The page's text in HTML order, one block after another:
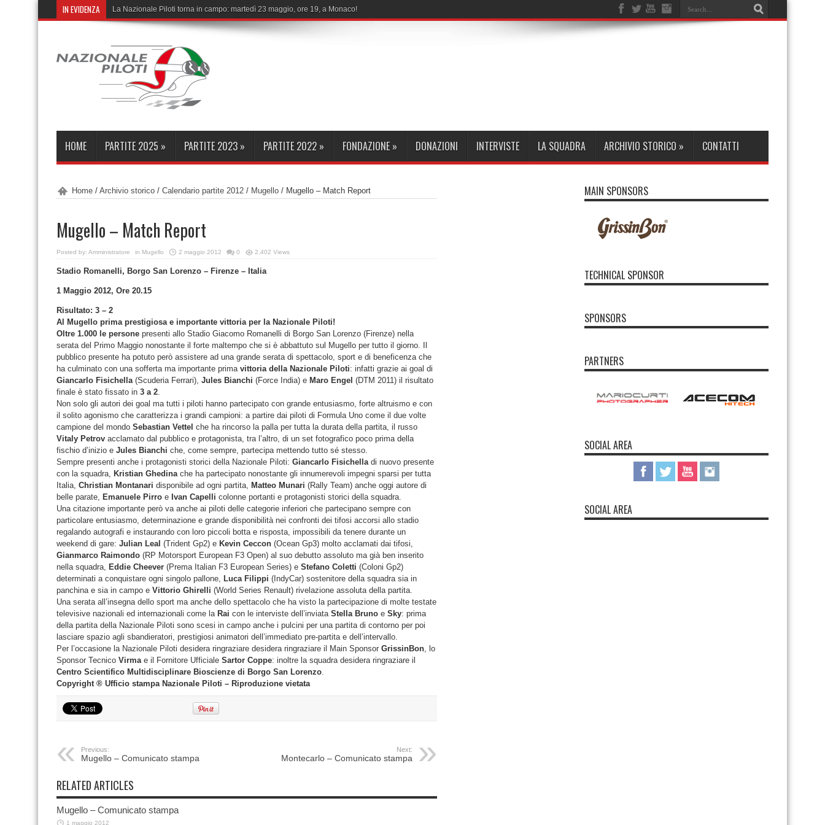
IN EVIDENZA La Nazionale Piloti torna in campo: martedì 23 maggio, ore 19, a Monaco!
HOME PARTITE 2025 » PARTITE 2023 » PARTITE 2022 » FONDAZIONE » DONAZIONI INTERVISTE LA SQUADRA ARCHIVIO STORICO » CONTATTI
Home / Archivio storico / Calendario partite 2012 / Mugello / Mugello – Match Report
Mugello – Match Report
Posted by: Amministratore in Mugello 2 maggio 2012 0 2,402 Views
Stadio Romanelli, Borgo San Lorenzo – Firenze – Italia
1 Maggio 2012, Ore 20.15
Risultato: 3 – 2
Al Mugello prima prestigiosa e importante vittoria per la Nazionale Piloti!
Oltre 1.000 le persone presenti allo Stadio Giacomo Romanelli di Borgo San Lorenzo (Firenze) nella
serata del Primo Maggio nonostante il forte maltempo che si è abbattuto sul Mugello per tutto il giorno. Il
pubblico presente ha potuto però assistere ad una grande serata di spettacolo, sport e di beneficenza che
ha culminato con una sofferta ma importante prima vittoria della Nazionale Piloti: infatti grazie ai goal di
Giancarlo Fisichella(Scuderia Ferrari), Jules Bianchi (Force India) e Maro Engel (DTM 2011) il risultato
finale è stato fissato in 3 a 2.
Non solo gli autori dei goal ma tutti i piloti hanno partecipato con grande entusiasmo, forte altruismo e con
il solito agonismo che caratterizza i grandi campioni: a partire dai piloti di Formula Uno come il due volte
campione del mondo Sebastian Vettel che ha rincorso la palla per tutta la durata della partita, il russo
Vitaly Petrov acclamato dal pubblico e protagonista, tra l’altro, di un set fotografico poco prima della
fischio d’inizio e Jules Bianchi che, come sempre, partecipa mettendo tutto sé stesso.
Sempre presenti anche i protagonisti storici della Nazionale Piloti: Giancarlo Fisichelladi nuovo presente
con la squadra, Kristian Ghedinache ha partecipato nonostante gli innumerevoli impegni sparsi per tutta
Italia, Christian Montanari disponibile ad ogni partita, Matteo Munari (Rally Team) anche oggi autore di
belle parate, Emanuele Pirro e Ivan Capelli colonne portanti e protagonisti storici della squadra.
Una citazione importante però va anche ai piloti delle categorie inferiori che partecipano sempre con
particolare entusiasmo, determinazione e grande disponibilità nei confronti dei tifosi accorsi allo stadio
regalando autografi e instaurando con loro piccoli botta e risposta, impossibili da tenere durante un
weekend di gare: Julian Leal (Trident Gp2) e Kevin Ceccon (Ocean Gp3) molto acclamati dai tifosi,
Gianmarco Raimondo (RP Motorsport European F3 Open) al suo debutto assoluto ma già ben inserito
nella squadra, Eddie Cheever (Prema Italian F3 European Series) e Stefano Coletti (Coloni Gp2)
determinati a conquistare ogni singolo pallone, Luca Filippi (IndyCar) sostenitore della squadra sia in
panchina e sia in campo e Vittorio Ghirelli (World Series Renault) rivelazione assoluta della partita.
Una serata all’insegna dello sport ma anche dello spettacolo che ha visto la partecipazione di molte testate
televisive nazionali ed internazionali come la Rai con le interviste dell’inviata Stella Bruno e Sky: prima
della partita della Nazionale Piloti sono scesi in campo anche i pulcini per una partita di contorno per poi
lasciare spazio agli sbandieratori, prestigiosi animatori dell’immediato pre-partita e dell’intervallo.
Per l’occasione la Nazionale Piloti desidera ringraziare desidera ringraziare il Main Sponsor GrissinBon, lo
Sponsor Tecnico Virmae il Fornitore Ufficiale Sartor Coppe: inoltre la squadra desidera ringraziare il
Centro Scientifico Multidisciplinare Bioscienze di Borgo San Lorenzo.
Copyright ® Ufficio stampa Nazionale Piloti – Riproduzione vietata
Previous:
Mugello – Comunicato stampa
Next:
Montecarlo – Comunicato stampa
RELATED ARTICLES
Mugello – Comunicato stampa
1 maggio 2012
MAIN SPONSORS
TECHNICAL SPONSOR
SPONSORS
PARTNERS
SOCIAL AREA
SOCIAL AREA